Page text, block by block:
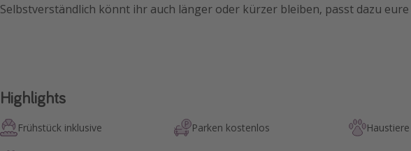
Selbstverständlich könnt ihr auch länger oder kürzer bleiben, passt dazu eure
Highlights
Frühstück inklusive Parken kostenlos